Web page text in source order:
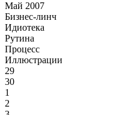
Май 2007
Бизнес-линч
Идиотека
Рутина
Процесс
Иллюстрации
29
30
1
2